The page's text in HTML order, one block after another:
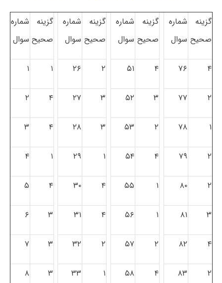
گزینه
صحیح
شماره
سوال
گزینه
صحیح
شماره
سوال
گزینه
صحیح
شماره
سوال
گزینه
صحیح
شماره
سوال
۴ ۷۶ ۴ ۵۱ ۲ ۲۶ ۱ ۱
۲ ۷۷ ۳ ۵۲ ۳ ۲۷ ۴ ۲
۱ ۷۸ ۲ ۵۳ ۳ ۲۸ ۴ ۳
۲ ۷۹ ۴ ۵۴ ۱ ۲۹ ۱ ۴
۲ ۸۰ ۱ ۵۵ ۴ ۳۰ ۴ ۵
۳ ۸۱ ۱ ۵۶ ۴ ۳۱ ۳ ۶
۴ ۸۲ ۲ ۵۷ ۲ ۳۲ ۳ ۷
۲ ۸۳ ۴ ۵۸ ۱ ۳۳ ۳ ۸